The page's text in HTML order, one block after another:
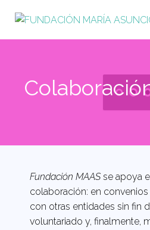
Fundación MAAS se apoya
colaboración: en
con otras entidades sin fin
voluntariado y, finalmente,